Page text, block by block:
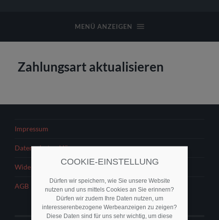
MENÜ ANZEIGEN
Zahlungsart aktualisieren
Impressum
Datenschutzerklärung
Widerrufsbelehrung
AGB
COOKIE-EINSTELLUNG
Dürfen wir speichern, wie Sie unsere Website
nutzen und uns mittels Cookies an Sie erinnern?
Dürfen wir zudem Ihre Daten nutzen, um
interesserenbezogene Werbeanzeigen zu zeigen?
Diese Daten sind für uns sehr wichtig, um diese